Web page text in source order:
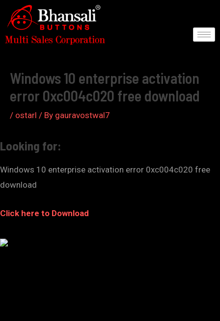
content
Windows 10 enterprise activation
error 0xc004c020 free download
/ ostarl / By gauravostwal7
Looking for:
Windows 10 enterprise activation error 0xc004c020 free
download
Click here to Download
Post